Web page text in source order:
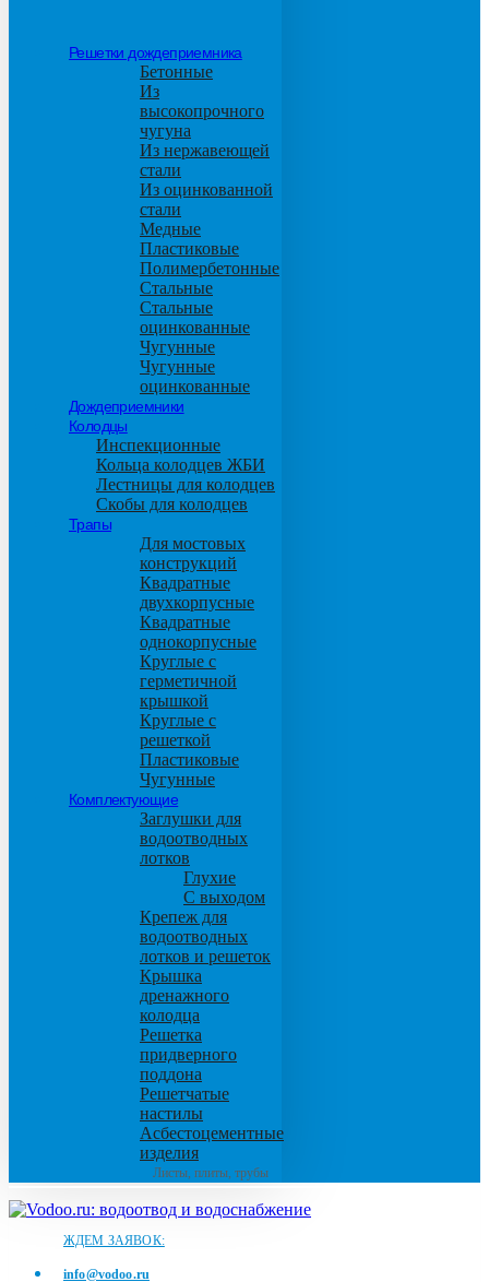
Решетки дождеприемника
Бетонные
Из
высокопрочного
чугуна
Из нержавеющей
стали
Из оцинкованной
стали
Медные
Пластиковые
Полимербетонные
Стальные
Стальные
оцинкованные
Чугунные
Чугунные
оцинкованные
Дождеприемники
Колодцы
Инспекционные
Кольца колодцев ЖБИ
Лестницы для колодцев
Скобы для колодцев
Трапы
Для мостовых
конструкций
Квадратные
двухкорпусные
Квадратные
однокорпусные
Круглые с
герметичной
крышкой
Круглые с
решеткой
Пластиковые
Чугунные
Комплектующие
Заглушки для
водоотводных
лотков
Глухие
С выходом
Крепеж для
водоотводных
лотков и решеток
Крышка
дренажного
колодца
Решетка
придверного
поддона
Решетчатые
настилы
Асбестоцементные
изделия
Листы, плиты, трубы
ЖДЕМ ЗАЯВОК:
info@vodoo.ru